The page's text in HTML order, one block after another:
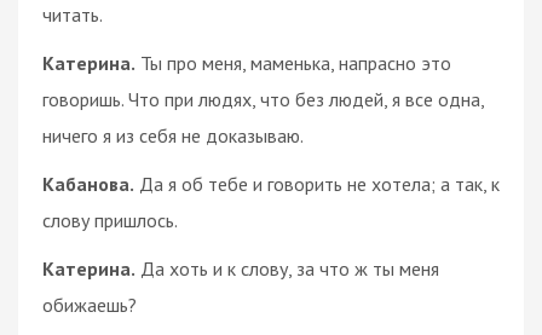
читать.
Катерина. Ты про меня, маменька, напрасно это
говоришь. Что при людях, что без людей, я все одна,
ничего я из себя не доказываю.
Кабанова. Да я об тебе и говорить не хотела; а так, к
слову пришлось.
Катерина. Да хоть и к слову, за что ж ты меня
обижаешь?